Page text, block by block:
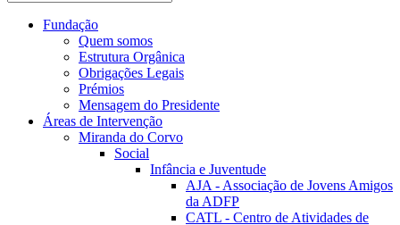
Fundação
Quem somos
Estrutura Orgânica
Obrigações Legais
Prémios
Mensagem do Presidente
Áreas de Intervenção
Miranda do Corvo
Social
Infância e Juventude
AJA - Associação de Jovens Amigos
da ADFP
CATL - Centro de Atividades de